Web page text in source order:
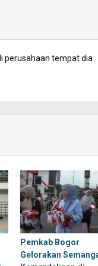
perusahaan tempat dia
Pemkab Bogor
Gelorakan